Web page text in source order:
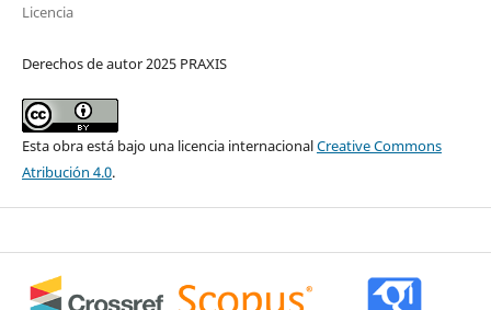
Licencia
Derechos de autor 2025 PRAXIS
Esta obra está bajo una licencia internacionalCreative Commons
Atribución 4.0.